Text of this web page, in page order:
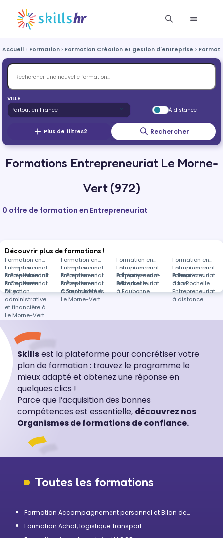
Accueil Formation Formation Création et gestion d'entreprise
VILLE
À distance
Plus de filtres2 Rechercher
Formations Entrepreneuriat Le Morne-
Vert (972)
0 offre de formation en Entrepreneuriat
Découvrir plus de formations !
Formation en
Entrepreneuriat
à Baie-Mahault
Formation en
Entrepreneuriat
à Paris
Formation en
Entrepreneuriat
à Épinay-sous-
Sénart
Formation en
Entrepreneuriat
à Ham
Formation en
Entrepreneuriat
à Cadenet
Formation en
Entrepreneuriat
à Évry-
Courcouronnes
Formation en
Entrepreneuriat
à Marseille
Formation en
Entrepreneuriat
à La Rochelle
Formation en
Entrepreneuriat
à Lyon
Formation en
Entrepreneuriat
à Toulouse
Formation en
Entrepreneuriat
à Eaubonne
Formations
dans
Entrepreneuriat
à distance
Formation en
Direction
administrative
et financière à
Le Morne-Vert
Formation en
Comptabilité à
Le Morne-Vert
Skillsest la plateforme pour concrétiser votre
plan de formation : trouvez le programme le
mieux adapté et obtenez une réponse en
quelques clics !
Parce que l’acquisition des bonnes
compétences est essentielle, découvrez nos
Organismes de formations de confiance.
Toutes les formations
Formation Accompagnement personnel et Bilan de
Formation Achat, logistique, transport